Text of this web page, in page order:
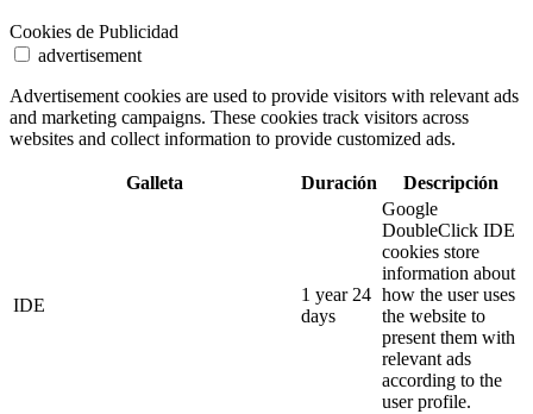
Cookies de Publicidad
advertisement
Advertisement cookies are used to provide visitors with relevant ads
and marketing campaigns. These cookies track visitors across
websites and collect information to provide customized ads.
Galleta Duración Descripción
IDE
1 year 24
days
Google
DoubleClick IDE
cookies store
information about
how the user uses
the website to
present them with
relevant ads
according to the
user profile.